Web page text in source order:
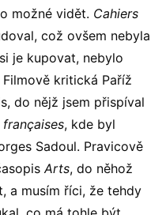
možné vidět. Cahiers
což ovšem nebyla
je kupovat, nebylo
kritická Paříž
do nějž jsem přispíval
, kde byl
Sadoul. Pravicově
Arts, do něhož
a musím říci, že tehdy